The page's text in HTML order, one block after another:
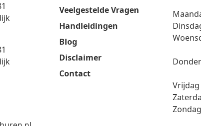
Veelgestelde Vragen
Handleidingen
Blog
Disclaimer
Contact
Vrijdag
Zondag